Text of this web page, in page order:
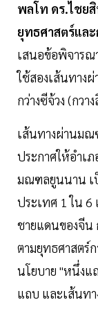
พลโท ดร.ไชย
ยุทธศาสตร์แล
เสนอข้อพิจารณ
ใช้สองเส้นทาง
กว่างซีจ้วง (กวา
เส้นทางผ่านมณ
ประกาศให้อำเ
มณฑลยูนนาน เ
ประเทศ 1 ใน
ชายแดนของจี
ตามยุทธศาสตร์
นโยบาย "หนึ่งแ
แถบ และเส้นทา